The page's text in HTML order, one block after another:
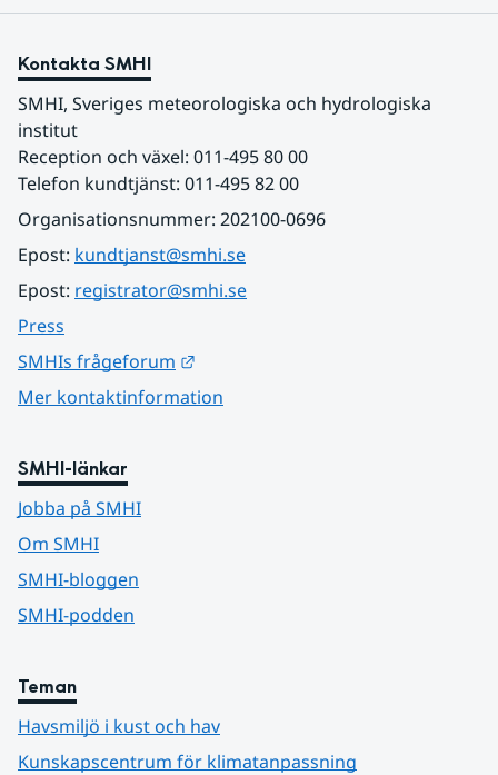
Kontakta SMHI
SMHI, Sveriges meteorologiska och hydrologiska
institut
Reception och växel: 011-495 80 00
Telefon kundtjänst: 011-495 82 00
Organisationsnummer: 202100-0696
Epost: kundtjanst@smhi.se
Epost: registrator@smhi.se
Press
SMHIs frågeforum
Mer kontaktinformation
SMHI-länkar
Jobba på SMHI
Om SMHI
SMHI-bloggen
SMHI-podden
Teman
Havsmiljö i kust och hav
Kunskapscentrum för klimatanpassning